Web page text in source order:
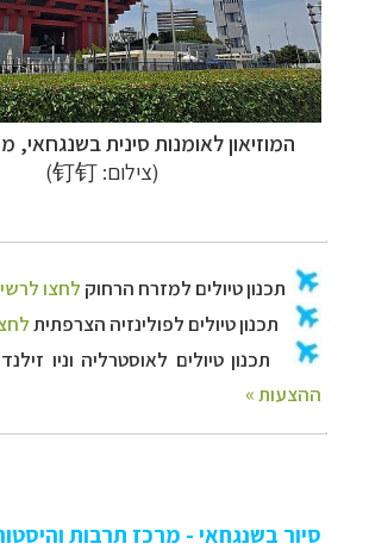
המוזיאון לאומנות סינית
(צילום: 钉钉)
סיור בשנגחאי - מרכז תרבות